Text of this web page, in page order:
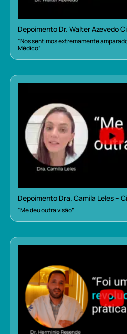
Depoimento Dr. Walter Azevedo
“Nos sentimos extremamente
Médico”
Depoimento Dra. Camila Leles –
“Me deu outra visão”